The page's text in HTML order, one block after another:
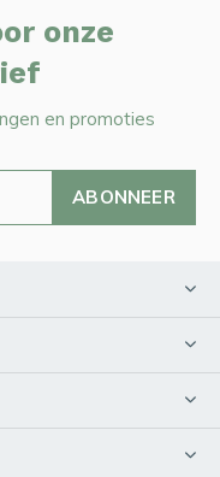
onze
en promoties
ABONNEER